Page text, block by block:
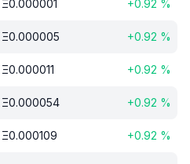
Ξ0.000001 +0.92 %
Ξ0.000005 +0.92 %
Ξ0.000011 +0.92 %
Ξ0.000054 +0.92 %
Ξ0.000109 +0.92 %